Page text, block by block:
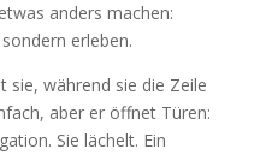
anders machen:
erleben.
sie, während sie die Zeile
aber er öffnet Türen:
Sie lächelt. Ein